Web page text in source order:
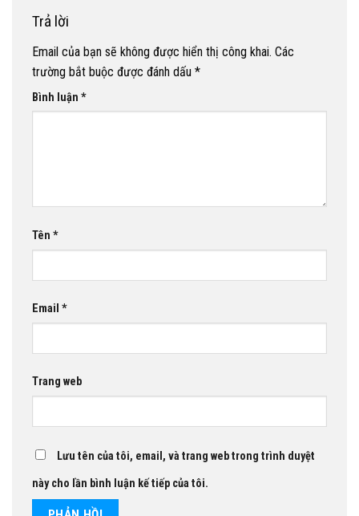
Trả lời
Email của bạn sẽ không được hiển thị công khai. Các
trường bắt buộc được đánh dấu *
Bình luận *
Tên *
Email *
Trang web
Lưu tên của tôi, email, và trang web trong trình duyệt
này cho lần bình luận kế tiếp của tôi.